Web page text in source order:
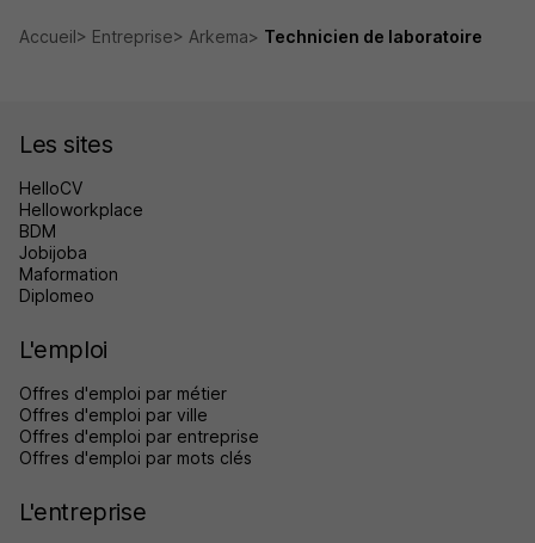
Accueil Entreprise Arkema Technicien de laboratoire
Les sites
HelloCV
Helloworkplace
BDM
Jobijoba
Maformation
Diplomeo
L'emploi
Offres d'emploi par métier
Offres d'emploi par ville
Offres d'emploi par entreprise
Offres d'emploi par mots clés
L'entreprise